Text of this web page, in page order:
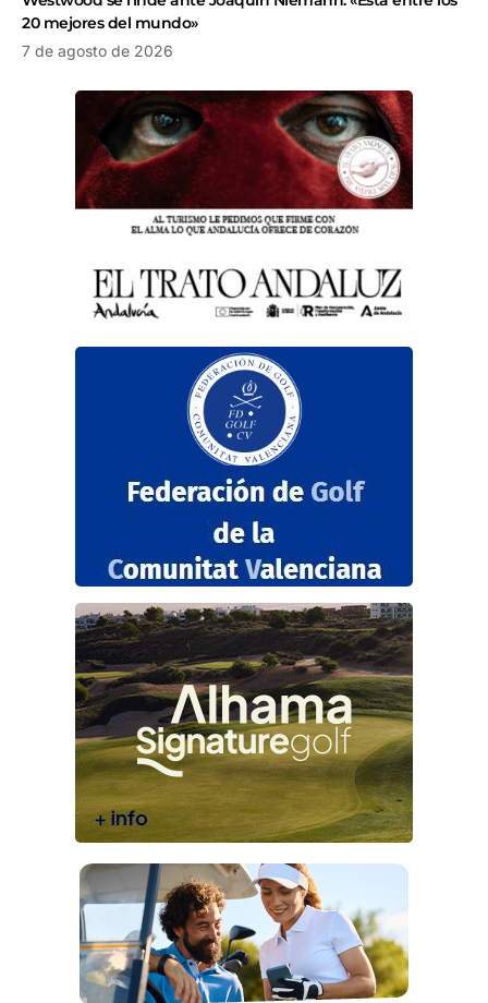
20 mejores del mundo»
7 de agosto de 2026